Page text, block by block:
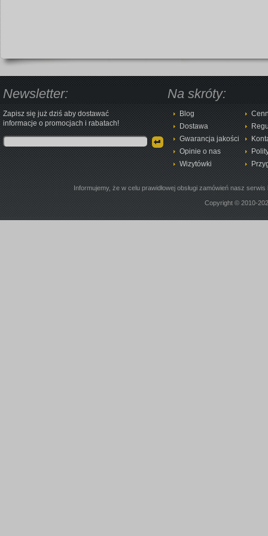
Newsletter:
Zapisz się już dziś aby dostawać
informacje o promocjach i rabatach!
Na skróty:
Blog
Dostawa
Gwarancja jakości
Opinie o nas
Wizytówki
Informujemy, że w celu prawidłowej obsługi zamówień nasz
Copyright © 2010-